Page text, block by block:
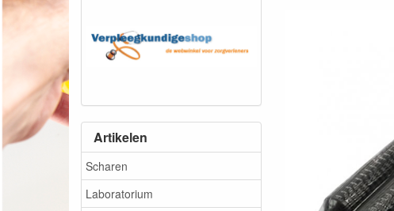
Artikelen
Scharen
Laboratorium